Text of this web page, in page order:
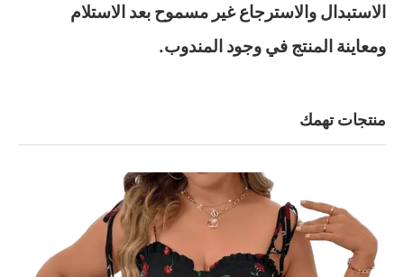
الاستبدال والاسترجاع غير مسموح بعد الاستلام
ومعاينة المنتج في وجود المندوب.
منتجات تهمك